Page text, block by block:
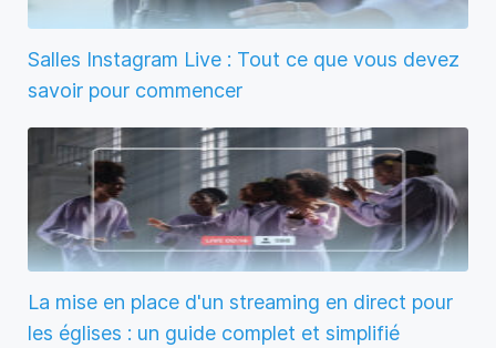
Salles Instagram Live : Tout ce que vous devez
savoir pour commencer
La mise en place d'un streaming en direct pour
les églises : un guide complet et simplifié